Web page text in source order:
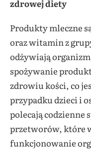
zdrowej diety
Produkty mleczne
oraz witamin z
odżywiają
spożywanie
zdrowiu kości, co
przypadku dzieci i
polecają codzienne
przetworów, które
funkcjonowanie